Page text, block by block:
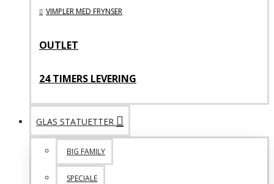
VIMPLER MED FRYNSER
OUTLET
24 TIMERS LEVERING
GLAS STATUETTER
BIG FAMILY
SPECIALE